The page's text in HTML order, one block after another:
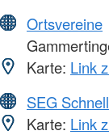
Ortsvereine
Karte: Link
SEG
Karte: Link